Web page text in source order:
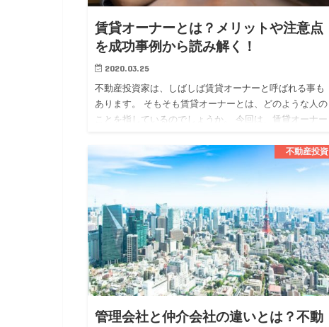
賃貸オーナーとは？メリットや注意点
を成功事例から読み解く！
2020.03.25
不動産投資家は、しばしば賃貸オーナーと呼ばれる事も
あります。 そもそも賃貸オーナーとは、どのような人の
ことを指しているのでしょうか。 今回は、賃貸オーナー
ます。 賃貸オー…
不動産投資
管理会社と仲介会社の違いとは？不動